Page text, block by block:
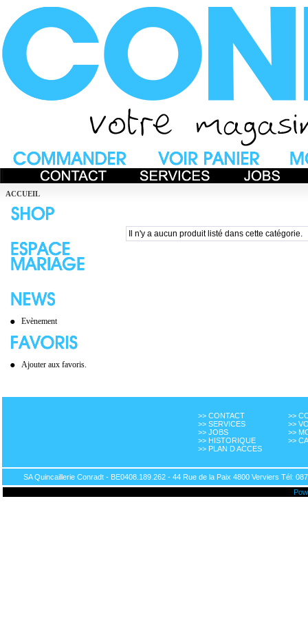
ACCUEIL
Evènement
Ajouter aux favoris.
Il n'y a aucun produit listé dans cette catégorie.
>> CONTACT
>> SERVICES
>> JOBS
>> HISTORIQUE
>> PLAN D ACCES
>>
>>
>>
>>
SA Quincaillerie Conradt - BE0408.189.262 - 44 Rue de la Paix 4800 Verviers Tél: